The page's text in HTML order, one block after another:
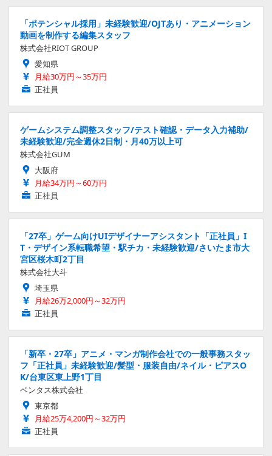
「ポテンシャル採用」未経験歓迎/OJTあり・アニメーション
動画を制作する編集スタッフ
株式会社RIOT GROUP
愛知県
月給30万円～35万円
正社員
ゲームシステム調整スタッフ/テスト確認・データ入力補助/
未経験歓迎/完全週休2日制・月40万以上可
株式会社GUM
大阪府
月給34万円～60万円
正社員
「27卒」ゲーム向けUIデザイナーアシスタント「正社員」I
T・デザイン系転職希望・駅チカ・未経験歓迎/さいたま市大
宮区桜木町2丁目
株式会社大斗
埼玉県
月給26万2,000円～32万円
正社員
「新卒・27卒」アニメ・マンガ制作会社での一般事務スタッ
フ「正社員」未経験歓迎/髪型・服装自由/ネイル・ピアスO
K/台東区東上野1丁目
ベンタス株式会社
東京都
月給25万4,200円～32万円
正社員